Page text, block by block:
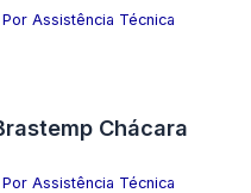
PorAssistência Técnica
Chácara
PorAssistência Técnica